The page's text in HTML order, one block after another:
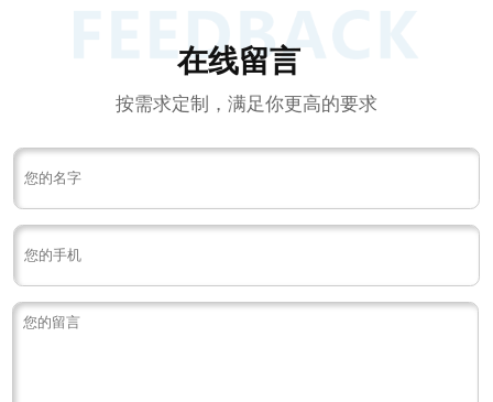
在线留言
按需求定制，满足你更高的要求